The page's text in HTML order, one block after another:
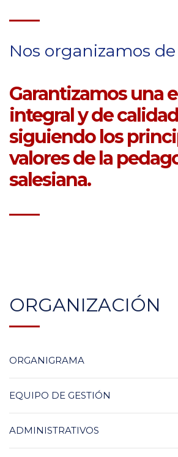
Nos organizamos
Garantizamos una
integral y de
siguiendo los
valores de la
salesiana.
ORGANIZACIÓN
ORGANIGRAMA
EQUIPO DE GESTIÓN
ADMINISTRATIVOS